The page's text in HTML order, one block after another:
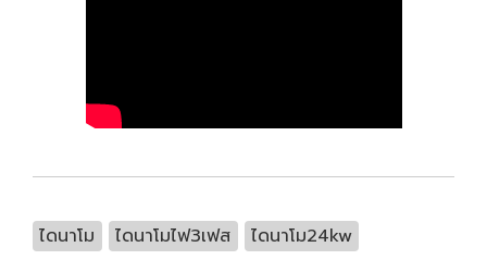
ไดนาโม ไดนาโมไฟ3เฟส ไดนาโม24kw